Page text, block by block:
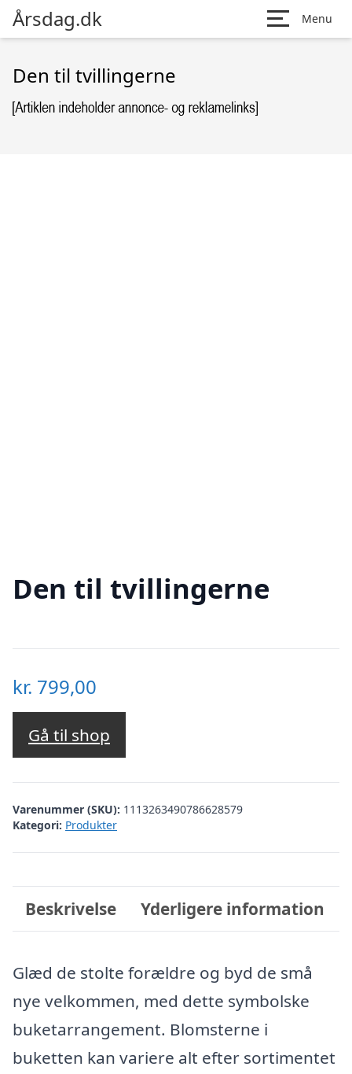
Årsdag.dk Menu
Den til tvillingerne
Den til tvillingerne
kr. 799,00
Gå til shop
Varenummer (SKU): 1113263490786628579
Kategori: Produkter
Beskrivelse Yderligere information
Glæd de stolte forældre og byd de små
nye velkommen, med dette symbolske
buketarrangement. Blomsterne i
buketten kan variere alt efter sortimentet